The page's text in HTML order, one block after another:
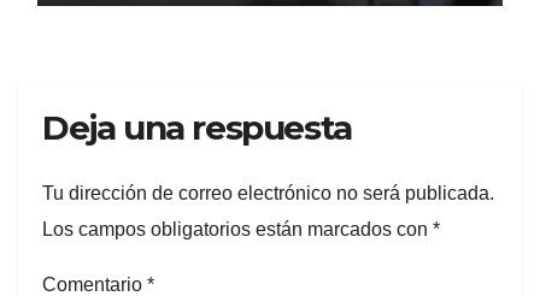
Deja una respuesta
Tu dirección de correo electrónico no será publicada.
Los campos obligatorios están marcados con *
Comentario *